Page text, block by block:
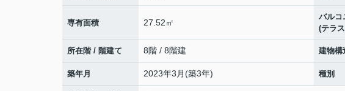
専有面積 27.52㎡
バルコ
(テラ
所在階 / 階建て 8階 / 8階建 建物構
築年月 2023年3月(築3年) 種別